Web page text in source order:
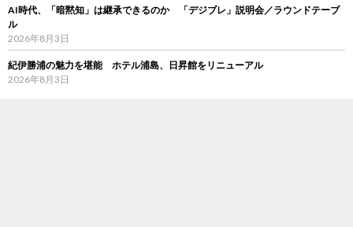
AI時代、「暗黙知」は継承できるのか 「デジブレ」説明会／ラウンドテーブ
ル
2026年8月3日
紀伊勝浦の魅力を堪能 ホテル浦島、日昇館をリニューアル
2026年8月3日